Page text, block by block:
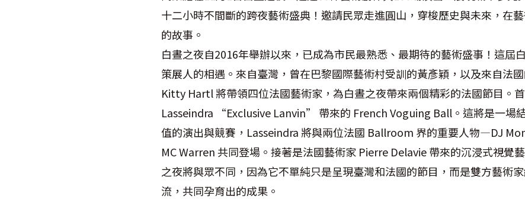
十二小時不間斷的跨夜藝術盛典！邀請民眾走進圓山，穿梭歷史與未來，在
的故事。
白晝之夜自2016年舉辦以來，已成為市民最熟悉、最期待的藝術盛事！這屆
策展人的相遇。來自臺灣，曾在巴黎國際藝術村受訓的黃彥穎，以及來自法
Kitty Hartl 將帶領四位法國藝術家，為白晝之夜帶來兩個精彩的法國節目。
Lasseindra “Exclusive Lanvin” 帶來的 French Voguing Ball。這將是一場
值的演出與競賽，Lasseindra 將與兩位法國 Ballroom 界的重要人物—DJ
MC Warren 共同登場。接著是法國藝術家 Pierre Delavie 帶來的沉浸式視覺
之夜將與眾不同，因為它不單純只是呈現臺灣和法國的節目，而是雙方藝術
流，共同孕育出的成果。